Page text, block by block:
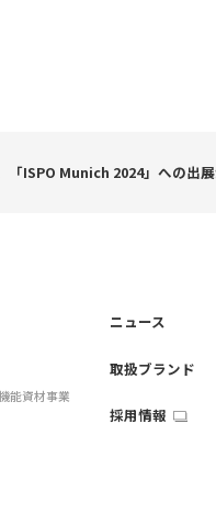
「ISPO Munich 2024」への出
能資材事業
ニュース
取扱ブランド
採用情報